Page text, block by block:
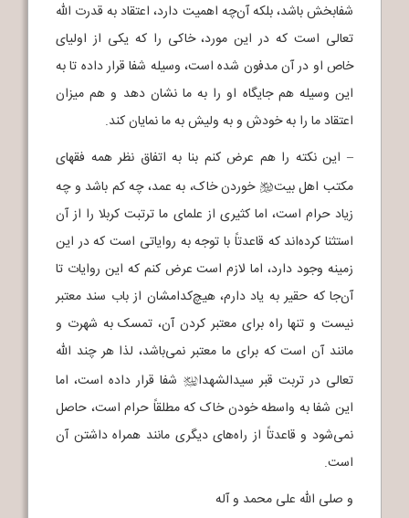
شفابخش باشد، بلکه آن‌چه اهمیت دارد، اعتقاد به قدرت الله
تعالی است که در این مورد، خاکی را که یکی از اولیای
خاص او در آن مدفون شده است، وسیله شفا قرار داده تا به
این وسیله هم جایگاه او را به ما نشان دهد و هم میزان
اعتقاد ما را به خودش و به ولیش به ما نمایان کند.
– این نکته را هم عرض کنم بنا به اتفاق نظر همه فقهای
مکتب اهل بیتb خوردن خاک، به عمد، چه کم باشد و چه
زیاد حرام است، اما کثیری از علمای ما ترتبت کربلا را از آن
استثنا کرده‌اند که قاعدتاً با توجه به روایاتی است که در این
زمینه وجود دارد، اما لازم است عرض کنم که این روایات تا
آن‌جا که حقیر به یاد دارم، هیچ‌کدامشان از باب سند معتبر
نیست و تنها راه برای معتبر کردن آن، تمسک به شهرت و
مانند آن است که برای ما معتبر نمی‌باشد، لذا هر چند الله
تعالی در تربت قبر سیدالشهداj شفا قرار داده است، اما
این شفا به واسطه خودن خاک که مطلقاً حرام است، حاصل
نمی‌شود و قاعدتاً از راه‌های دیگری مانند همراه داشتن آن
است.
و صلی الله علی محمد و آله